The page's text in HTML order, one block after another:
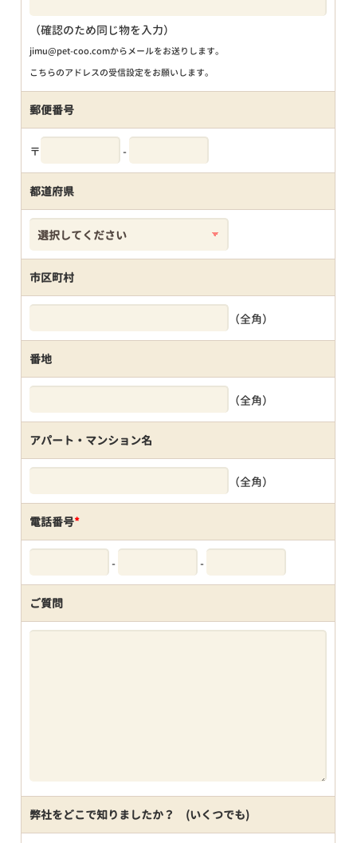
（確認のため同じ物を入力）
jimu@pet-coo.comからメールをお送りします。
こちらのアドレスの受信設定をお願いします。
郵便番号
〒 -
都道府県
市区町村
（全角）
番地
（全角）
アパート・マンション名
（全角）
電話番号*
- -
ご質問
弊社をどこで知りましたか？ (いくつでも)